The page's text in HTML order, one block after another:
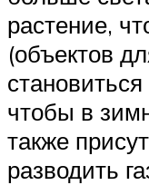
растение,
(объектов
чтобы в
также
разводить